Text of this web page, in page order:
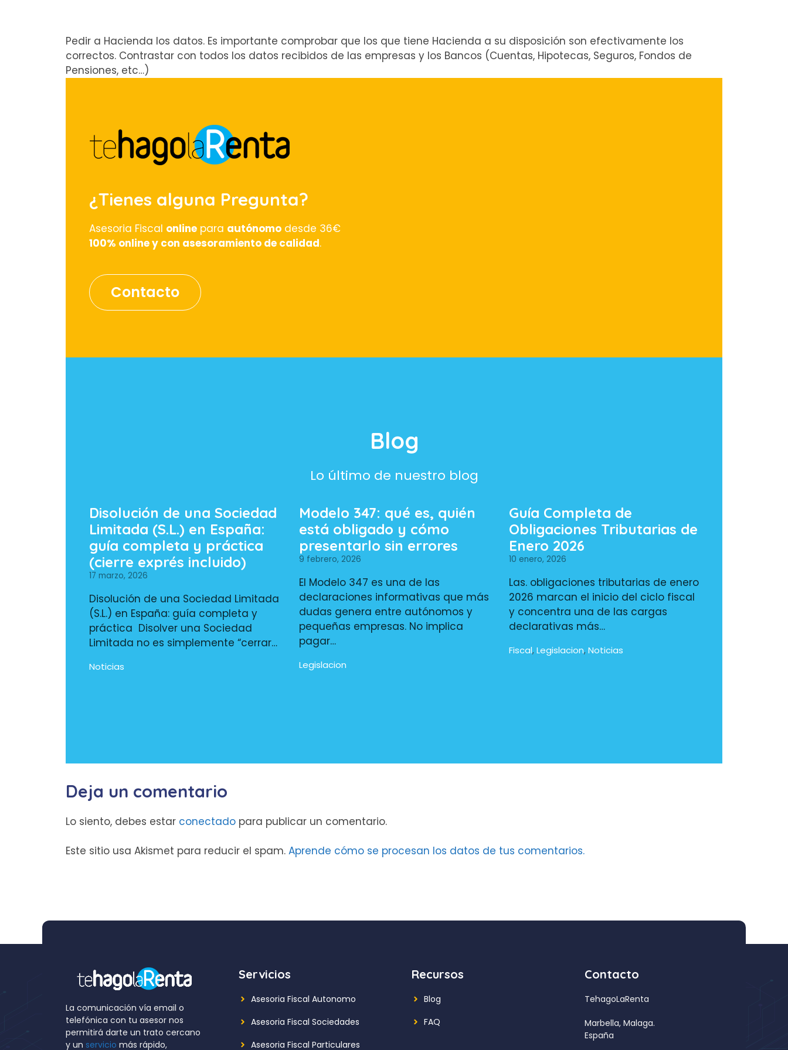
Pedir a Hacienda los datos. Es importante comprobar que los que tiene Hacienda a su disposición son efectivamente los
correctos. Contrastar con todos los datos recibidos de las empresas y los Bancos (Cuentas, Hipotecas, Seguros, Fondos de
Pensiones, etc…)
¿Tienes alguna Pregunta?
Asesoria Fiscal online para autónomo desde 36€
100% online y con asesoramiento de calidad.
Contacto
Blog
Lo último de nuestro blog
Disolución de una Sociedad
Limitada (S.L.) en España:
guía completa y práctica
(cierre exprés incluido)
17 marzo, 2026
Disolución de una Sociedad Limitada
(S.L.) en España: guía completa y
práctica Disolver una Sociedad
Limitada no es simplemente “cerrar…
Noticias
Modelo 347: qué es, quién
está obligado y cómo
presentarlo sin errores
9 febrero, 2026
El Modelo 347 es una de las
declaraciones informativas que más
dudas genera entre autónomos y
pequeñas empresas. No implica
pagar…
Legislacion
Guía Completa de
Obligaciones Tributarias de
Enero 2026
10 enero, 2026
Las. obligaciones tributarias de enero
2026 marcan el inicio del ciclo fiscal
y concentra una de las cargas
declarativas más…
Fiscal, Legislacion, Noticias
Deja un comentario
Lo siento, debes estar conectado para publicar un comentario.
Este sitio usa Akismet para reducir el spam. Aprende cómo se procesan los datos de tus comentarios.
La comunicación vía email o
telefónica con tu asesor nos
permitirá darte un trato cercano
y un servicio más rápido,
Servicios
Asesoria Fiscal Autonomo
Asesoria Fiscal Sociedades
Asesoria Fiscal Particulares
Recursos
Blog
FAQ
Contacto
TehagoLaRenta
Marbella, Malaga.
España